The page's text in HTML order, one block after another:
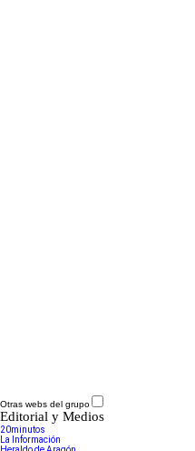
Otras webs del grupo
Editorial y Medios
20minutos
La Información